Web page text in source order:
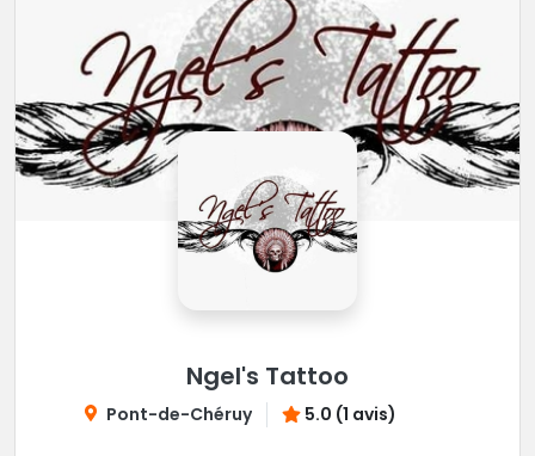
Ngel's Tattoo
Pont-de-Chéruy 5.0 (1 avis)